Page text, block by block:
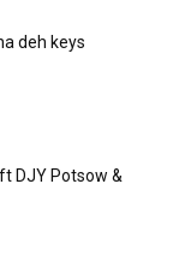
deh keys
DJY Potsow &